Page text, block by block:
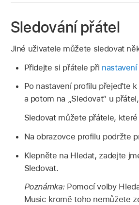
Sledování přátel
Jiné uživatele můžete sledovat
Přidejte si přátele při
Po nastavení profilu přejeďte
a potom na „Sledovat“ u
Sledovat můžete přátele,
Na obrazovce profilu podržte
Klepněte na Hledat, zadejte
Sledovat.
Poznámka: Pomocí volby
Music kromě toho nemůžete